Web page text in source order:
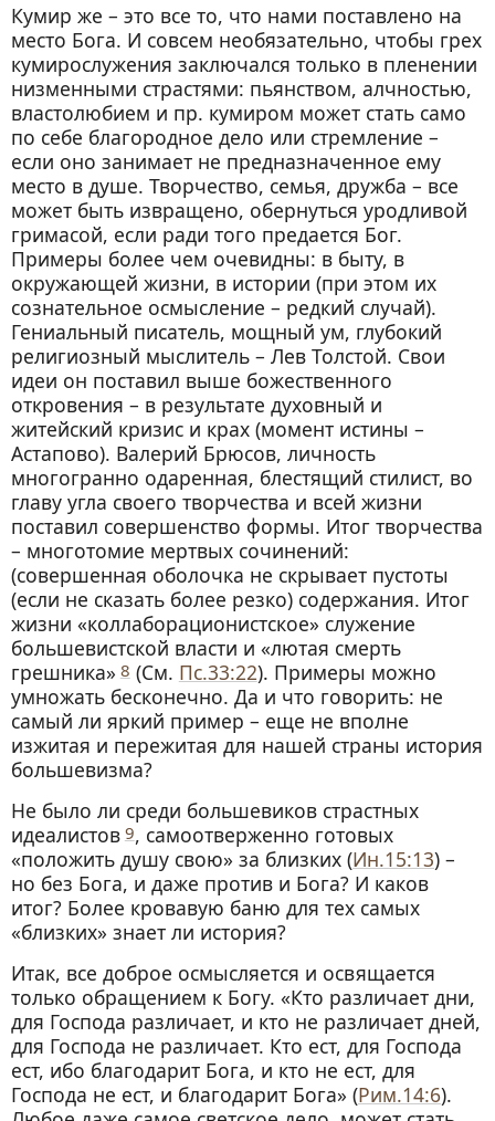
Кумир же – это все то, что нами поставлено на
место Бога. И совсем необязательно, чтобы грех
кумирослужения заключался только в пленении
низменными страстями: пьянством, алчностью,
властолюбием и пр. кумиром может стать само
по себе благородное дело или стремление –
если оно занимает не предназначенное ему
место в душе. Творчество, семья, дружба – все
может быть извращено, обернуться уродливой
гримасой, если ради того предается Бог.
Примеры более чем очевидны: в быту, в
окружающей жизни, в истории (при этом их
сознательное осмысление – редкий случай).
Гениальный писатель, мощный ум, глубокий
религиозный мыслитель – Лев Толстой. Свои
идеи он поставил выше божественного
откровения – в результате духовный и
житейский кризис и крах (момент истины –
Астапово). Валерий Брюсов, личность
многогранно одаренная, блестящий стилист, во
главу угла своего творчества и всей жизни
поставил совершенство формы. Итог творчества
– многотомие мертвых сочинений:
(совершенная оболочка не скрывает пустоты
(если не сказать более резко) содержания. Итог
жизни «коллаборационистское» служение
большевистской власти и «лютая смерть
грешника» 8(См. Пс.33:22). Примеры можно
умножать бесконечно. Да и что говорить: не
самый ли яркий пример – еще не вполне
изжитая и пережитая для нашей страны история
большевизма?
Не было ли среди большевиков страстных
идеалистов 9, самоотверженно готовых
«положить душу свою» за близких (Ин.15:13) –
но без Бога, и даже против и Бога? И каков
итог? Более кровавую баню для тех самых
«близких» знает ли история?
Итак, все доброе осмысляется и освящается
только обращением к Богу. «Кто различает дни,
для Господа различает, и кто не различает дней,
для Господа не различает. Кто ест, для Господа
ест, ибо благодарит Бога, и кто не ест, для
Господа не ест, и благодарит Бога» (Рим.14:6).